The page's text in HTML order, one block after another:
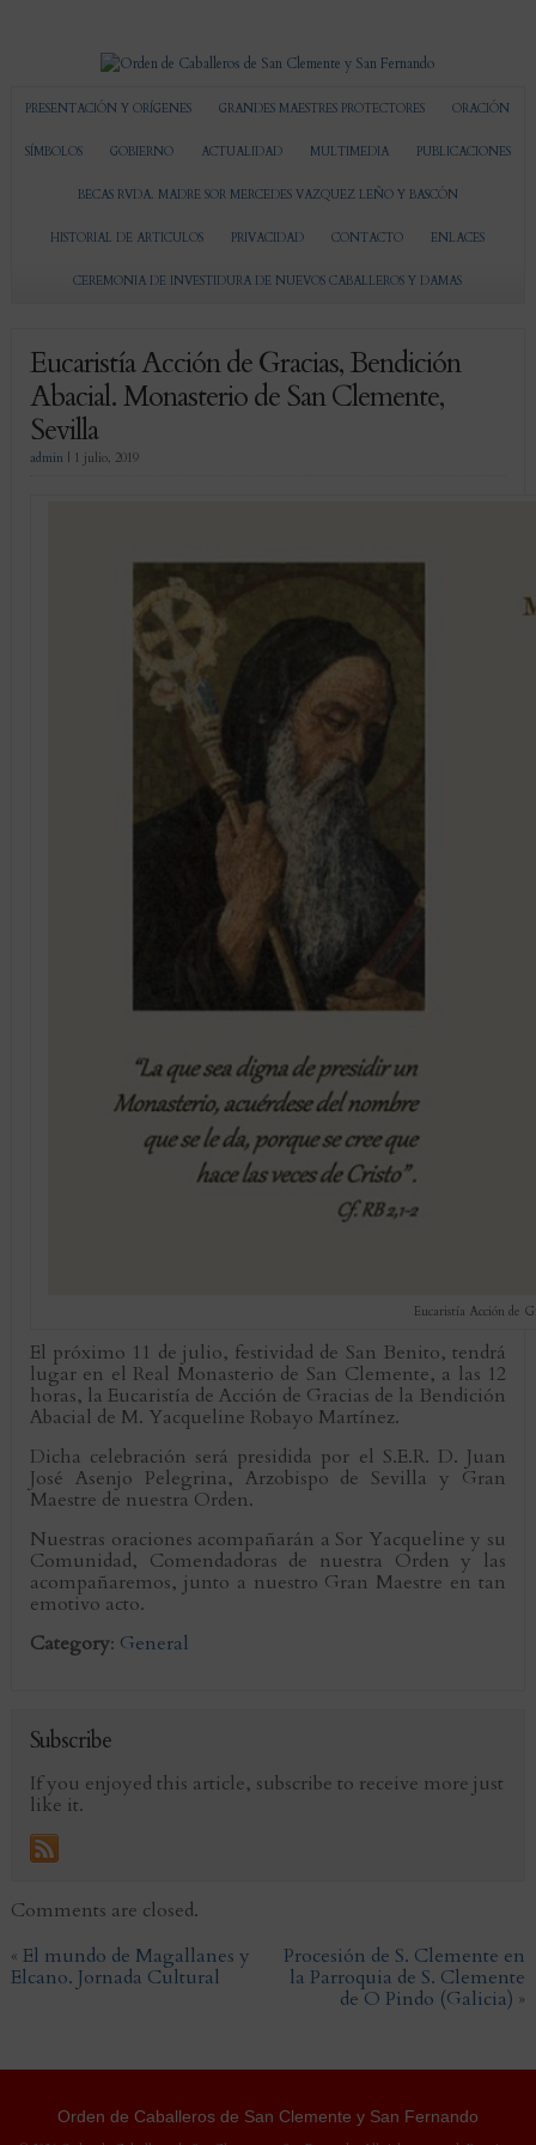
PRESENTACIÓN Y ORÍGENES GRANDES MAESTRES PROTECTORES ORACIÓN
SÍMBOLOS GOBIERNO ACTUALIDAD MULTIMEDIA PUBLICACIONES
BECAS RVDA. MADRE SOR MERCEDES VAZQUEZ LEÑO Y BASCÓN
HISTORIAL DE ARTICULOS PRIVACIDAD CONTACTO ENLACES
CEREMONIA DE INVESTIDURA DE NUEVOS CABALLEROS Y DAMAS
Eucaristía Acción de Gracias, Bendición
Abacial. Monasterio de San Clemente,
Sevilla
admin | 1 julio, 2019
Eucaristía Acción de
El próximo 11 de julio, festividad de San Benito, tendrá
lugar en el Real Monasterio de San Clemente, a las 12
horas, la Eucaristía de Acción de Gracias de la Bendición
Abacial de M. Yacqueline Robayo Martínez.
Dicha celebración será presidida por el S.E.R. D. Juan
José Asenjo Pelegrina, Arzobispo de Sevilla y Gran
Maestre de nuestra Orden.
Nuestras oraciones acompañarán a Sor Yacqueline y su
Comunidad, Comendadoras de nuestra Orden y las
acompañaremos, junto a nuestro Gran Maestre en tan
emotivo acto.
Category: General
Subscribe
If you enjoyed this article, subscribe to receive more just
like it.
Comments are closed.
« El mundo de Magallanes y
Elcano. Jornada Cultural
Procesión de S. Clemente en
la Parroquia de S. Clemente
de O Pindo (Galicia) »
Orden de Caballeros de San Clemente y San Fernando